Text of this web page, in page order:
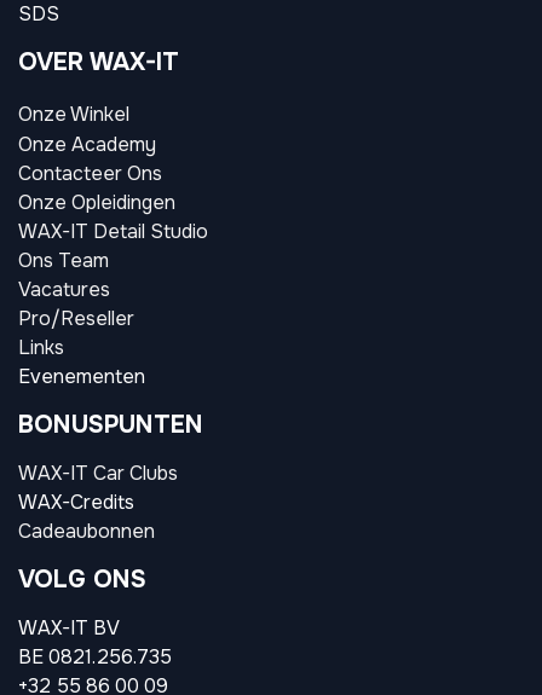
SDS
OVER WAX-IT
Onze Winkel
Onze Academy
Contacteer Ons
Onze Opleidingen
WAX-IT Detail Studio
Ons Team
Vacatures
Pro/Reseller
Links
Evenementen
BONUSPUNTEN
WAX-IT Car Clubs
WAX-Credits
Cadeaubonnen
VOLG ONS
WAX-IT BV
BE 0821.256.735
+32 55 86 00 09